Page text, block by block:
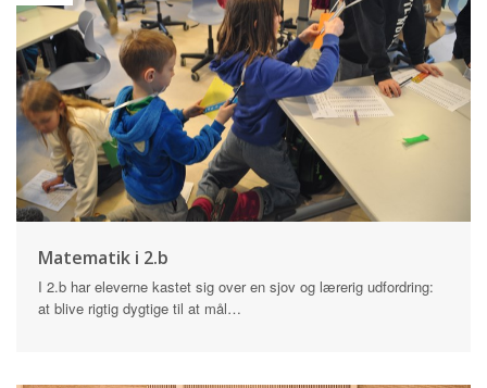
Matematik i 2.b
I 2.b har eleverne kastet sig over en sjov og lærerig udfordring:
at blive rigtig dygtige til at mål…